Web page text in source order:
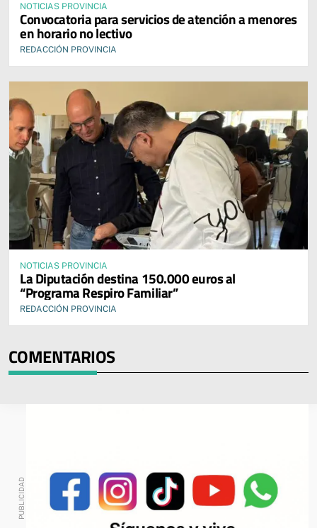
NOTICIAS PROVINCIA
Convocatoria para servicios de atención a menores
en horario no lectivo
REDACCIÓN PROVINCIA
NOTICIAS PROVINCIA
La Diputación destina 150.000 euros al
“Programa Respiro Familiar”
REDACCIÓN PROVINCIA
COMENTARIOS